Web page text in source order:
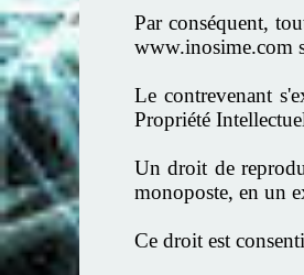
Par conséquent,
www.inosime.com
Le contrevenant
Propriété
Un droit de
monoposte, en un
Ce droit est